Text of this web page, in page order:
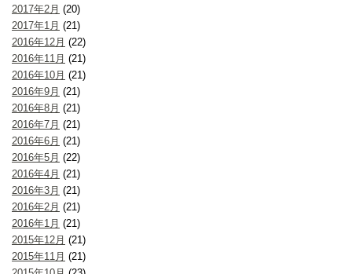
2017年2月 (20)
2017年1月 (21)
2016年12月 (22)
2016年11月 (21)
2016年10月 (21)
2016年9月 (21)
2016年8月 (21)
2016年7月 (21)
2016年6月 (21)
2016年5月 (22)
2016年4月 (21)
2016年3月 (21)
2016年2月 (21)
2016年1月 (21)
2015年12月 (21)
2015年11月 (21)